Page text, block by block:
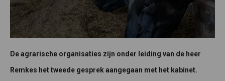
De agrarische organisaties zijn onder leiding van de heer
Remkes het tweede gesprek aangegaan met het kabinet.